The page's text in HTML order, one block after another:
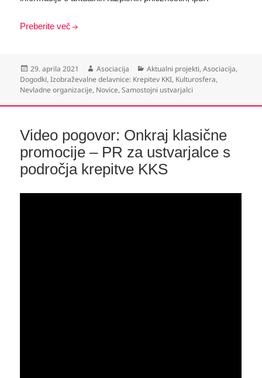
Preberite več
Objavljeno
dne
29. aprila 2021 Avtor
Asociacija Kategorije
Aktualni projekti,Asociacija,
Dogodki,Izobraževalne delavnice: Krepitev KKI, Kulturosfera,
Nevladne organizacije, Novice,Samostojni ustvarjalci
Video pogovor: Onkraj klasične
promocije – PR za ustvarjalce s
področja krepitve KKS